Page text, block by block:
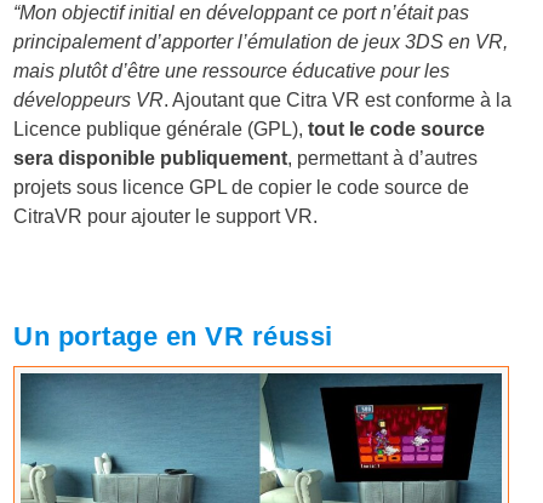
“Mon objectif initial en développant ce port n’était pas
principalement d’apporter l’émulation de jeux 3DS en VR,
mais plutôt d’être une ressource éducative pour les
développeurs VR. Ajoutant que Citra VR est conforme à la
Licence publique générale (GPL),tout le code source
sera disponible publiquement, permettant à d’autres
projets sous licence GPL de copier le code source de
CitraVR pour ajouter le support VR.
Un portage en VR réussi